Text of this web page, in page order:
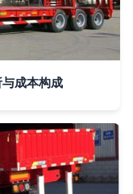
成本构成